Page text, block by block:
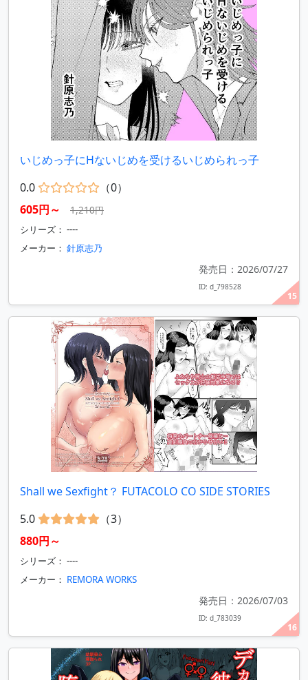
15
いじめっ子にHないじめを受けるいじめられっ子
0.0
（0）
605円～
1,210円
シリーズ： ----
メーカー： 針原志乃
発売日：2026/07/27
ID: d_798528
16
Shall we Sexfight？ FUTACOLO CO SIDE STORIES
5.0
（3）
880円～
シリーズ： ----
メーカー： REMORA WORKS
発売日：2026/07/03
ID: d_783039